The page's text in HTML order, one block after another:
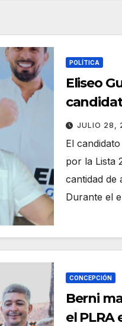
POLÍTICA
Eliseo
JULIO 28,
El
por la Lista
cantidad de
Durante el
CONCEPCIÓN
Berni
el PLRA